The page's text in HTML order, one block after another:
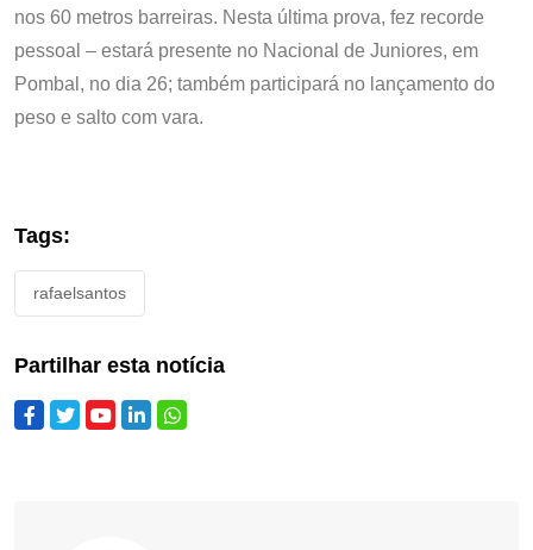
nos 60 metros barreiras. Nesta última prova, fez recorde
pessoal – estará presente no Nacional de Juniores, em
Pombal, no dia 26; também participará no lançamento do
peso e salto com vara.
Tags:
rafaelsantos
Partilhar esta notícia